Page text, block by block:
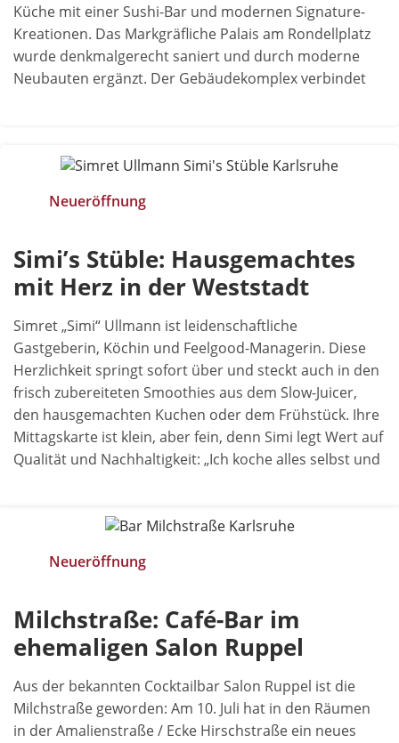
Küche mit einer Sushi-Bar und modernen Signature-
Kreationen. Das Markgräfliche Palais am Rondellplatz
wurde denkmalgerecht saniert und durch moderne
Neubauten ergänzt. Der Gebäudekomplex verbindet
Neueröffnung
Simi’s Stüble: Hausgemachtes
mit Herz in der Weststadt
Simret „Simi“ Ullmann ist leidenschaftliche
Gastgeberin, Köchin und Feelgood-Managerin. Diese
Herzlichkeit springt sofort über und steckt auch in den
frisch zubereiteten Smoothies aus dem Slow-Juicer,
den hausgemachten Kuchen oder dem Frühstück. Ihre
Mittagskarte ist klein, aber fein, denn Simi legt Wert auf
Qualität und Nachhaltigkeit: „Ich koche alles selbst und
Neueröffnung
Milchstraße: Café-Bar im
ehemaligen Salon Ruppel
Aus der bekannten Cocktailbar Salon Ruppel ist die
Milchstraße geworden: Am 10. Juli hat in den Räumen
in der Amalienstraße / Ecke Hirschstraße ein neues